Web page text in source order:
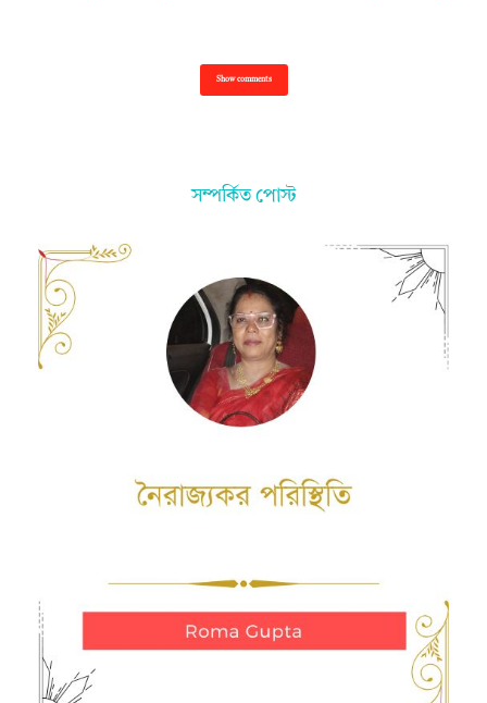
Show comments
সম্পর্কিত পোস্ট